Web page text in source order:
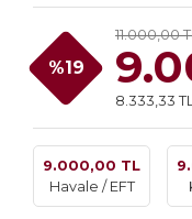
%19
11.000,00
8.333,33
9.000,00 TL
Havale / EFT